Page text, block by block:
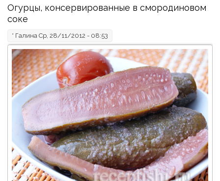
Огурцы, консервированные в смородиновом
соке
* Галина Ср, 28/11/2012 - 08:53